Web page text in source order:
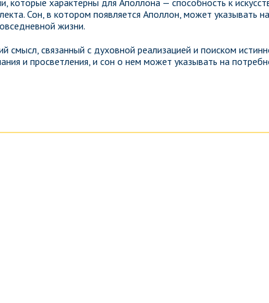
характерны для Аполлона — способность к
Сон, в котором появляется Аполлон, может указывать на
жизни.
связанный с духовной реализацией и поиском
и просветления, и сон о нем может указывать на